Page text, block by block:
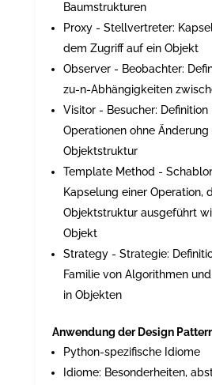
Baumstrukturen
Proxy - Stellvertreter:
dem Zugriff auf ein Objekt
Observer - Beobachter:
zu-n-Abhängigkeiten
Visitor - Besucher: Definition
Operationen ohne Änderung
Objektstruktur
Template Method -
Kapselung einer Operation,
Objektstruktur ausgeführt
Objekt
Strategy - Strategie:
Familie von Algorithmen
in Objekten
Anwendung der Design
Python-spezifische Idiome
Idiome: Besonderheiten,